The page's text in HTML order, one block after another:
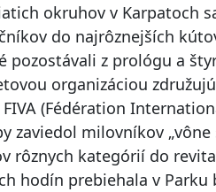
okruhov v Karpatoch
do najrôznejších
pozostávali z prológu a
organizáciou
(Fédération
zaviedol milovníkov „vône
rôznych kategórií do
hodín prebiehala v